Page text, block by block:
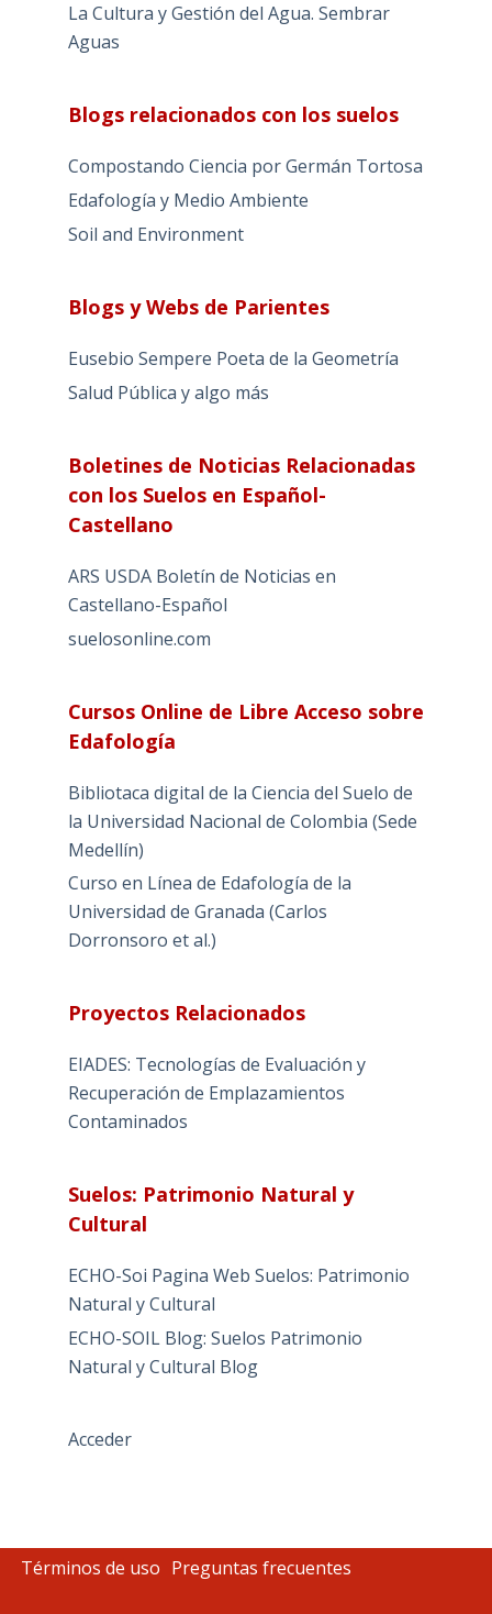
La Cultura y Gestión del Agua. Sembrar
Aguas
Blogs relacionados con los suelos
Compostando Ciencia por Germán Tortosa
Edafología y Medio Ambiente
Soil and Environment
Blogs y Webs de Parientes
Eusebio Sempere Poeta de la Geometría
Salud Pública y algo más
Boletines de Noticias Relacionadas
con los Suelos en Español-
Castellano
ARS USDA Boletín de Noticias en
Castellano-Español
suelosonline.com
Cursos Online de Libre Acceso sobre
Edafología
Bibliotaca digital de la Ciencia del Suelo de
la Universidad Nacional de Colombia (Sede
Medellín)
Curso en Línea de Edafología de la
Universidad de Granada (Carlos
Dorronsoro et al.)
Proyectos Relacionados
EIADES: Tecnologías de Evaluación y
Recuperación de Emplazamientos
Contaminados
Suelos: Patrimonio Natural y
Cultural
ECHO-Soi Pagina Web Suelos: Patrimonio
Natural y Cultural
ECHO-SOIL Blog: Suelos Patrimonio
Natural y Cultural Blog
Acceder
Términos de uso Preguntas frecuentes